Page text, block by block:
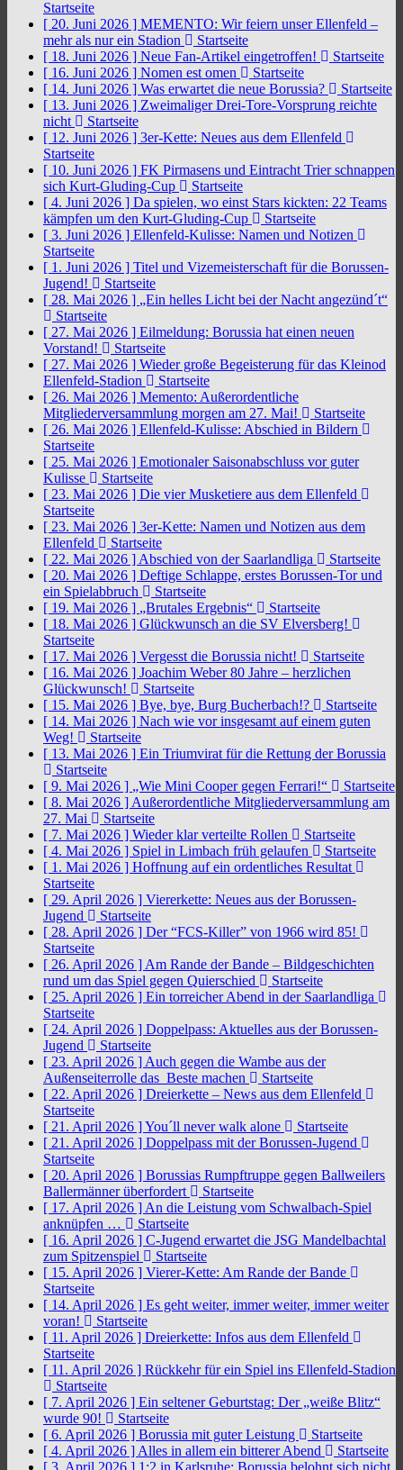
Startseite
[ 20. Juni 2026 ] MEMENTO: Wir feiern unser Ellenfeld –
mehr als nur ein Stadion
Startseite
[ 18. Juni 2026 ] Neue Fan-Artikel eingetroffen!
Startseite
[ 16. Juni 2026 ] Nomen est omen
Startseite
[ 14. Juni 2026 ] Was erwartet die neue Borussia?
Startseite
[ 13. Juni 2026 ] Zweimaliger Drei-Tore-Vorsprung reichte
nicht
Startseite
[ 12. Juni 2026 ] 3er-Kette: Neues aus dem Ellenfeld
Startseite
[ 10. Juni 2026 ] FK Pirmasens und Eintracht Trier schnappen
sich Kurt-Gluding-Cup
Startseite
[ 4. Juni 2026 ] Da spielen, wo einst Stars kickten: 22 Teams
kämpfen um den Kurt-Gluding-Cup
Startseite
[ 3. Juni 2026 ] Ellenfeld-Kulisse: Namen und Notizen
Startseite
[ 1. Juni 2026 ] Titel und Vizemeisterschaft für die Borussen-
Jugend!
Startseite
[ 28. Mai 2026 ] „Ein helles Licht bei der Nacht angezünd´t“
Startseite
[ 27. Mai 2026 ] Eilmeldung: Borussia hat einen neuen
Vorstand!
Startseite
[ 27. Mai 2026 ] Wieder große Begeisterung für das Kleinod
Ellenfeld-Stadion
Startseite
[ 26. Mai 2026 ] Memento: Außerordentliche
Mitgliederversammlung morgen am 27. Mai!
Startseite
[ 26. Mai 2026 ] Ellenfeld-Kulisse: Abschied in Bildern
Startseite
[ 25. Mai 2026 ] Emotionaler Saisonabschluss vor guter
Kulisse
Startseite
[ 23. Mai 2026 ] Die vier Musketiere aus dem Ellenfeld
Startseite
[ 23. Mai 2026 ] 3er-Kette: Namen und Notizen aus dem
Ellenfeld
Startseite
[ 22. Mai 2026 ] Abschied von der Saarlandliga
Startseite
[ 20. Mai 2026 ] Deftige Schlappe, erstes Borussen-Tor und
ein Spielabbruch
Startseite
[ 19. Mai 2026 ] „Brutales Ergebnis“
Startseite
[ 18. Mai 2026 ] Glückwunsch an die SV Elversberg!
Startseite
[ 17. Mai 2026 ] Vergesst die Borussia nicht!
Startseite
[ 16. Mai 2026 ] Joachim Weber 80 Jahre – herzlichen
Glückwunsch!
Startseite
[ 15. Mai 2026 ] Bye, bye, Burg Bucherbach!?
Startseite
[ 14. Mai 2026 ] Nach wie vor insgesamt auf einem guten
Weg!
Startseite
[ 13. Mai 2026 ] Ein Triumvirat für die Rettung der Borussia
Startseite
[ 9. Mai 2026 ] „Wie Mini Cooper gegen Ferrari!“
Startseite
[ 8. Mai 2026 ] Außerordentliche Mitgliederversammlung am
27. Mai
Startseite
[ 7. Mai 2026 ] Wieder klar verteilte Rollen
Startseite
[ 4. Mai 2026 ] Spiel in Limbach früh gelaufen
Startseite
[ 1. Mai 2026 ] Hoffnung auf ein ordentliches Resultat
Startseite
[ 29. April 2026 ] Viererkette: Neues aus der Borussen-
Jugend
Startseite
[ 28. April 2026 ] Der “FCS-Killer” von 1966 wird 85!
Startseite
[ 26. April 2026 ] Am Rande der Bande – Bildgeschichten
rund um das Spiel gegen Quierschied
Startseite
[ 25. April 2026 ] Ein torreicher Abend in der Saarlandliga
Startseite
[ 24. April 2026 ] Doppelpass: Aktuelles aus der Borussen-
Jugend
Startseite
[ 23. April 2026 ] Auch gegen die Wambe aus der
Außenseiterrolle das Beste machen
Startseite
[ 22. April 2026 ] Dreierkette – News aus dem Ellenfeld
Startseite
[ 21. April 2026 ]You´ll never walk alone
Startseite
[ 21. April 2026 ] Doppelpass mit der Borussen-Jugend
Startseite
[ 20. April 2026 ] Borussias Rumpftruppe gegen Ballweilers
Ballermänner überfordert
Startseite
[ 17. April 2026 ] An die Leistung vom Schwalbach-Spiel
anknüpfen …
Startseite
[ 16. April 2026 ] C-Jugend erwartet die JSG Mandelbachtal
zum Spitzenspiel
Startseite
[ 15. April 2026 ] Vierer-Kette: Am Rande der Bande
Startseite
[ 14. April 2026 ] Es geht weiter, immer weiter, immer weiter
voran!
Startseite
[ 11. April 2026 ] Dreierkette: Infos aus dem Ellenfeld
Startseite
[ 11. April 2026 ] Rückkehr für ein Spiel ins Ellenfeld-Stadion
Startseite
[ 7. April 2026 ] Ein seltener Geburtstag: Der „weiße Blitz“
wurde 90!
Startseite
[ 6. April 2026 ] Borussia mit guter Leistung
Startseite
[ 4. April 2026 ] Alles in allem ein bitterer Abend
Startseite
[ 3. April 2026 ] 1:2 in Karlsruhe: Borussia belohnt sich nicht